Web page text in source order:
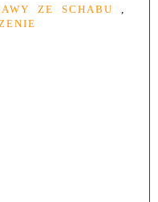
ZE SCHABU